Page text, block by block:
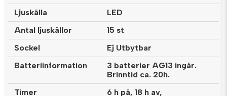
Ljuskälla
LED
Antal ljuskällor
15 st
Sockel
Ej Utbytbar
Batteriinformation
3 batterier AG13 ingår.
Brinntid ca. 20h.
Timer
6 h på, 18 h av,